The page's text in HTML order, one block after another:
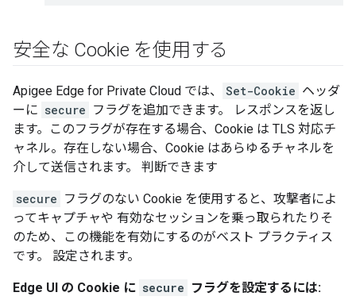
安全な Cookie を使用する
Apigee Edge for Private Cloud では、 Set-Cookie ヘッダ
ーに secure フラグを追加できます。 レスポンスを返し
ます。このフラグが存在する場合、Cookie は TLS 対応チ
ャネル。存在しない場合、Cookie はあらゆるチャネルを
介して送信されます。 判断できます
secure フラグのない Cookie を使用すると、攻撃者によ
ってキャプチャや 有効なセッションを乗っ取られたりそ
のため、この機能を有効にするのがベスト プラクティス
です。 設定されます。
Edge UI の Cookie に secure フラグを設定するには: